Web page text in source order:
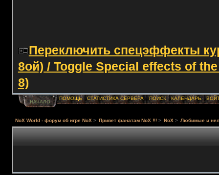
Переключить спецэффекты
8ой) / Toggle Special effects of
8)
НАЧАЛО
ПОМОЩЬ СТАТИСТИКА СЕРВЕРА ПОИСК КАЛЕНДАРЬ
NoX World - форум об игре NoX > Привет фанатам NoX !!! > NoX > Любимые и